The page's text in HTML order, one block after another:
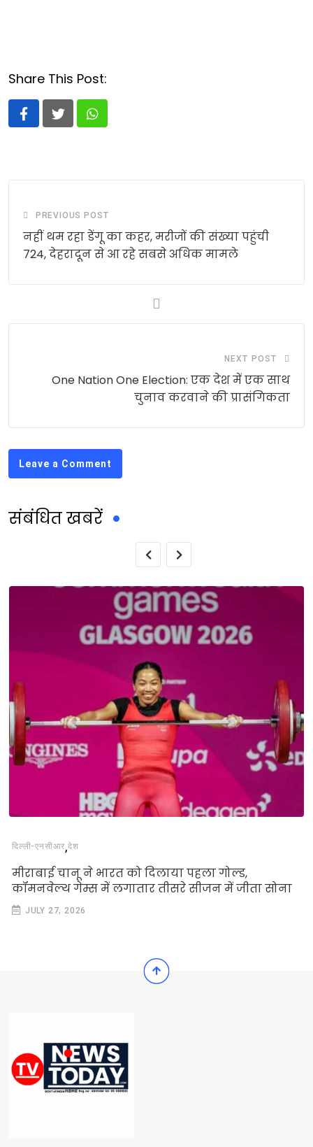
Share This Post:
Whatsapp
PREVIOUS POST
नहीं थम रहा डेंगू का कहर, मरीजों की संख्या पहुंची
724, देहरादून से आ रहे सबसे अधिक मामले
NEXT POST
One Nation One Election: एक देश में एक साथ
चुनाव करवाने की प्रासंगिकता
Leave a Comment
संबंधित खबरें
दिल्‍ली-एनसीआर,देश
मीराबाई चानू ने भारत को दिलाया पहला गोल्ड,
कॉमनवेल्थ गेम्स में लगातार तीसरे सीजन में जीता सोना
JULY 27, 2026